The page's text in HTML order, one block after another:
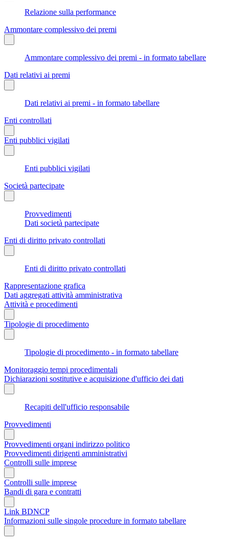
Relazione sulla performance
Ammontare complessivo dei premi
Ammontare complessivo dei premi - in formato tabellare
Dati relativi ai premi
Dati relativi ai premi - in formato tabellare
Enti controllati
Enti pubblici vigilati
Enti pubblici vigilati
Società partecipate
Provvedimenti
Dati società partecipate
Enti di diritto privato controllati
Enti di diritto privato controllati
Rappresentazione grafica
Dati aggregati attività amministrativa
Attività e procedimenti
Tipologie di procedimento
Tipologie di procedimento - in formato tabellare
Monitoraggio tempi procedimentali
Dichiarazioni sostitutive e acquisizione d'ufficio dei dati
Recapiti dell'ufficio responsabile
Provvedimenti
Provvedimenti organi indirizzo politico
Provvedimenti dirigenti amministrativi
Controlli sulle imprese
Controlli sulle imprese
Bandi di gara e contratti
Link BDNCP
Informazioni sulle singole procedure in formato tabellare